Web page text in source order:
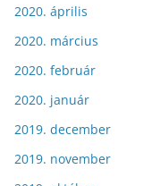
2020. április
2020. március
2020. február
2020. január
2019. december
2019. november